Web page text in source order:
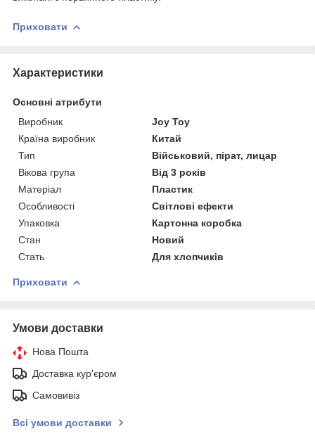
Приховати
Характеристики
Основні атрибути
Виробник
Joy Toy
Країна виробник
Китай
Тип
Військовий, пірат, лицар
Вікова група
Від 3 років
Матеріал
Пластик
Особливості
Світлові ефекти
Упаковка
Картонна коробка
Стан
Новий
Стать
Для хлопчиків
Приховати
Умови доставки
Нова Пошта
Доставка кур'єром
Самовивіз
Всі умови доставки